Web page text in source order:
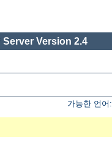
Server Version 2.4
가능한 언어: